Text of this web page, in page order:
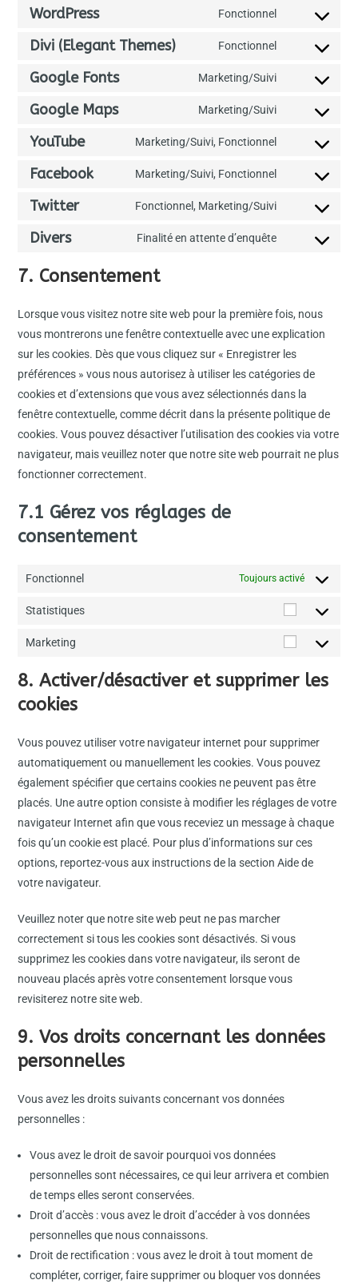
WordPress Fonctionnel
Divi (Elegant Themes) Fonctionnel
Google Fonts Marketing/Suivi
Google Maps Marketing/Suivi
YouTube Marketing/Suivi, Fonctionnel
Facebook Marketing/Suivi, Fonctionnel
Twitter Fonctionnel, Marketing/Suivi
Divers Finalité en attente d’enquête
7. Consentement
Lorsque vous visitez notre site web pour la première fois, nous
vous montrerons une fenêtre contextuelle avec une explication
sur les cookies. Dès que vous cliquez sur « Enregistrer les
préférences » vous nous autorisez à utiliser les catégories de
cookies et d’extensions que vous avez sélectionnés dans la
fenêtre contextuelle, comme décrit dans la présente politique de
cookies. Vous pouvez désactiver l’utilisation des cookies via votre
navigateur, mais veuillez noter que notre site web pourrait ne plus
fonctionner correctement.
7.1 Gérez vos réglages de
consentement
Fonctionnel Toujours activé
Statistiques
Marketing
8. Activer/désactiver et supprimer les
cookies
Vous pouvez utiliser votre navigateur internet pour supprimer
automatiquement ou manuellement les cookies. Vous pouvez
également spécifier que certains cookies ne peuvent pas être
placés. Une autre option consiste à modifier les réglages de votre
navigateur Internet afin que vous receviez un message à chaque
fois qu’un cookie est placé. Pour plus d’informations sur ces
options, reportez-vous aux instructions de la section Aide de
votre navigateur.
Veuillez noter que notre site web peut ne pas marcher
correctement si tous les cookies sont désactivés. Si vous
supprimez les cookies dans votre navigateur, ils seront de
nouveau placés après votre consentement lorsque vous
revisiterez notre site web.
9. Vos droits concernant les données
personnelles
Vous avez les droits suivants concernant vos données
personnelles :
Vous avez le droit de savoir pourquoi vos données
personnelles sont nécessaires, ce qui leur arrivera et combien
de temps elles seront conservées.
Droit d’accès : vous avez le droit d’accéder à vos données
personnelles que nous connaissons.
Droit de rectification : vous avez le droit à tout moment de
compléter, corriger, faire supprimer ou bloquer vos données